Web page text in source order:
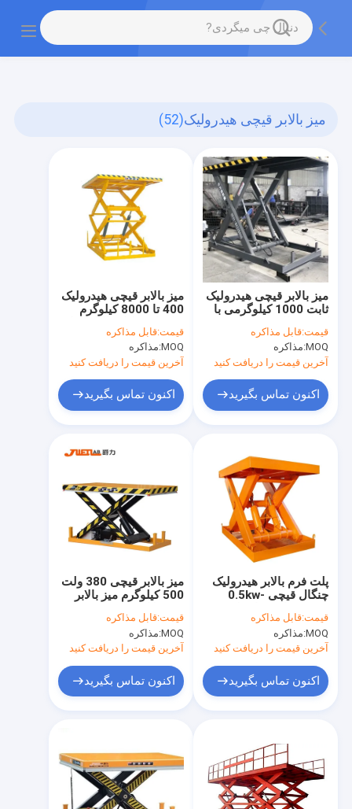
gtag('config', 'G-QWE9HWC3PF', {cookie_flags:
"SameSite=None;Secure"});
میز بالابر قیچی هیدرولیک(52)
میز بالابر قیچی هیدرولیک
400 تا 8000 کیلوگرم
قیمت:قابل مذاکره
MOQ: مذاکره
آخرین قیمت را دریافت کنید
اکنون تماس بگیرید
میز بالابر قیچی هیدرولیک
ثابت 1000 کیلوگرمی با
قیمت:قابل مذاکره
MOQ: مذاکره
آخرین قیمت را دریافت کنید
اکنون تماس بگیرید
میز بالابر قیچی 380 ولت
500 کیلوگرم میز بالابر
2000 میلی متر اندازه
قیمت:قابل مذاکره
MOQ: مذاکره
آخرین قیمت را دریافت کنید
اکنون تماس بگیرید
پلت فرم بالابر هیدرولیک
چنگال قیچی 0.5kw-
قیمت:قابل مذاکره
MOQ: مذاکره
آخرین قیمت را دریافت کنید
اکنون تماس بگیرید